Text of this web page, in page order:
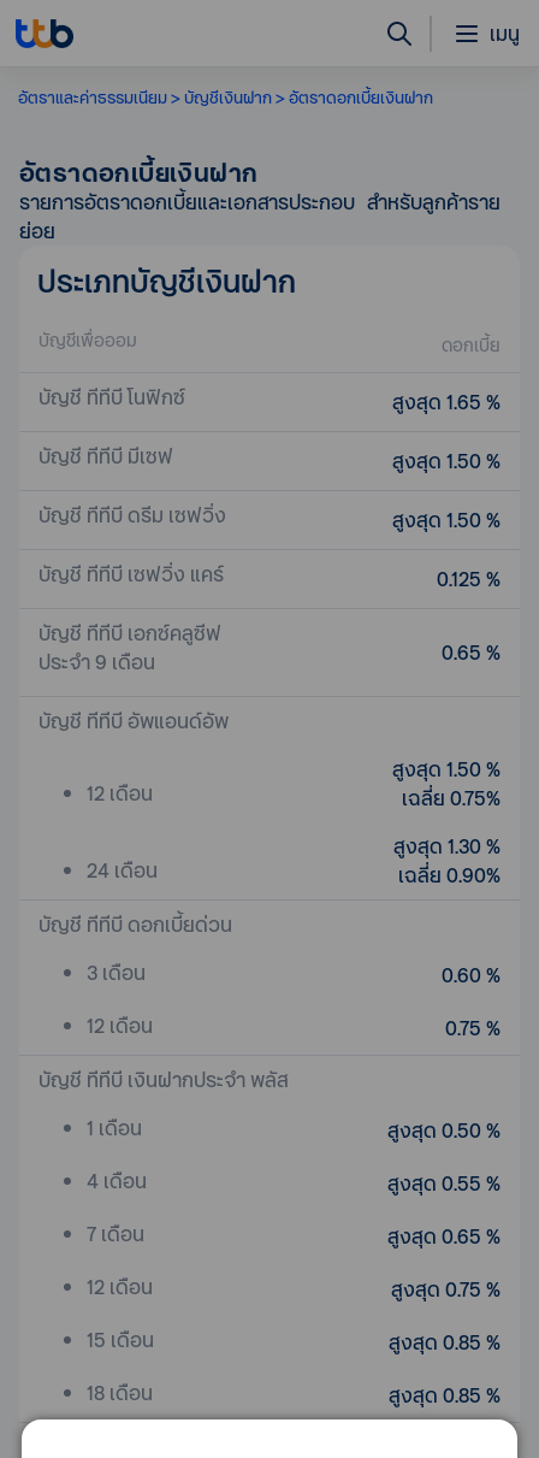
เมนู
อัตราและค่าธรรมเนียม บัญชีเงินฝาก อัตราดอกเบี้ยเงินฝาก
อัตราดอกเบี้ยเงินฝาก
รายการอัตราดอกเบี้ยและเอกสารประกอบ สำหรับลูกค้าราย
ย่อย
ประเภทบัญชีเงินฝาก
บัญชีเพื่อออม ดอกเบี้ย
บัญชี ทีทีบี โนฟิกซ์
สูงสุด 1.65 %
บัญชี ทีทีบี มีเซฟ
สูงสุด 1.50 %
บัญชี ทีทีบี ดรีม เซฟวิ่ง
สูงสุด 1.50 %
บัญชี ทีทีบี เซฟวิ่ง แคร์
0.125 %
บัญชี ทีทีบี เอกซ์คลูซีฟ
ประจำ 9 เดือน
0.65 %
บัญชี ทีทีบี อัพแอนด์อัพ
12 เดือน
สูงสุด 1.50 %
เฉลี่ย 0.75%
24 เดือน
สูงสุด 1.30 %
เฉลี่ย 0.90%
บัญชี ทีทีบี ดอกเบี้ยด่วน
3 เดือน
0.60 %
12 เดือน
0.75 %
บัญชี ทีทีบี เงินฝากประจำ พลัส
1 เดือน
สูงสุด 0.50 %
4 เดือน
สูงสุด 0.55 %
7 เดือน
สูงสุด 0.65 %
12 เดือน
สูงสุด 0.75 %
15 เดือน
สูงสุด 0.85 %
18 เดือน
สูงสุด 0.85 %